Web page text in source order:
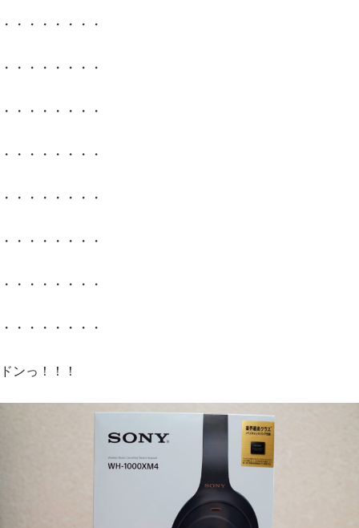
・・・・・・・・
・・・・・・・・
・・・・・・・・
・・・・・・・・
・・・・・・・・
・・・・・・・・
・・・・・・・・
・・・・・・・・
ドンっ！！！